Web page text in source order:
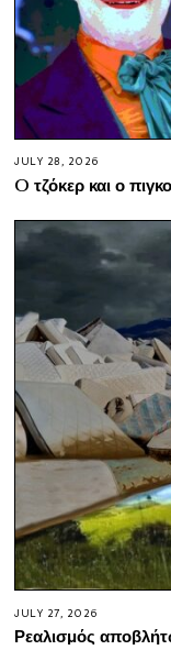
JULY 28, 2026
O τζόκερ και ο
JULY 27, 2026
Ρεαλισμός